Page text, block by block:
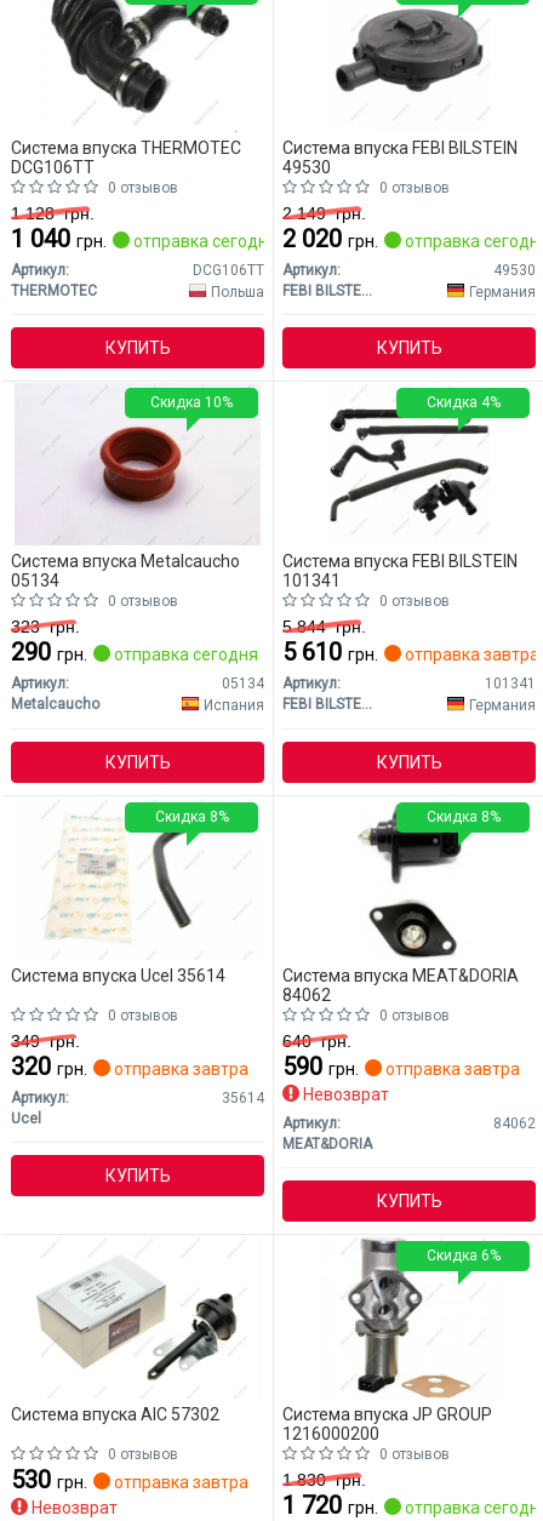
Система впуска THERMOTEC
DCG106TT
0 отзывов
1 128грн.
1 040 грн. отправка сегодня
Артикул:
DCG106TT
THERMOTEC
Польша
КУПИТЬ
Система впуска FEBI BILSTEIN
49530
0 отзывов
2 149грн.
2 020 грн. отправка
Артикул:
49530
FEBI BILSTEIN
Германия
КУПИТЬ
Система впуска Metalcaucho
05134
0 отзывов
323грн.
290 грн. отправка сегодня
Артикул:
05134
Metalcaucho
Испания
КУПИТЬ
Скидка 10%
Система впуска FEBI BILSTEIN
101341
0 отзывов
5 844грн.
5 610 грн. отправка завтра
Артикул:
101341
FEBI BILSTEIN
Германия
КУПИТЬ
Скидка 4%
Система впуска Ucel 35614
0 отзывов
349грн.
320 грн. отправка завтра
Артикул:
35614
Ucel
КУПИТЬ
Скидка 8%
Система впуска MEAT&DORIA
84062
0 отзывов
640грн.
590 грн.
отправка завтра
Невозврат
Артикул:
84062
MEAT&DORIA
КУПИТЬ
Скидка 8%
Система впуска AIC 57302
0 отзывов
530 грн.
отправка завтра
Невозврат
Система впуска JP GROUP
1216000200
0 отзывов
1 830грн.
1 720 грн. отправка
Скидка 6%